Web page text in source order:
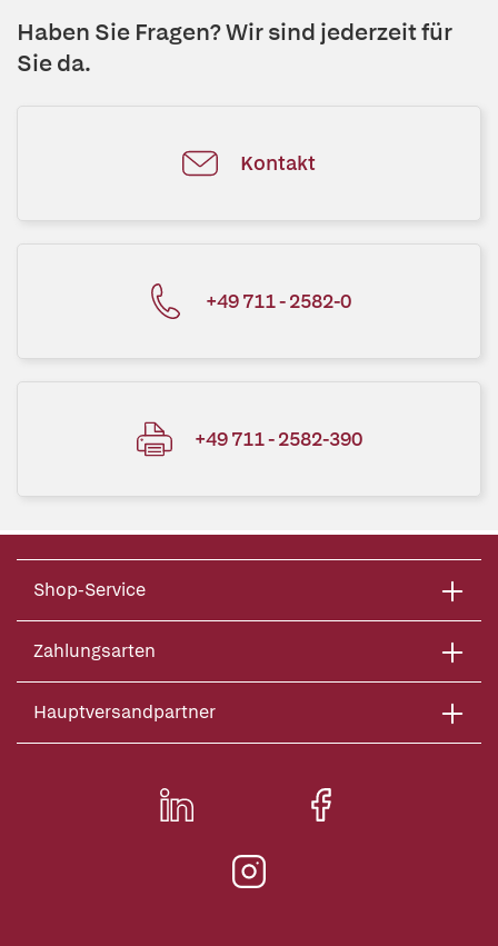
Haben Sie Fragen? Wir sind jederzeit für
Sie da.
Kontakt
+49 711 - 2582-0
+49 711 - 2582-390
Shop-Service
Zahlungsarten
Hauptversandpartner